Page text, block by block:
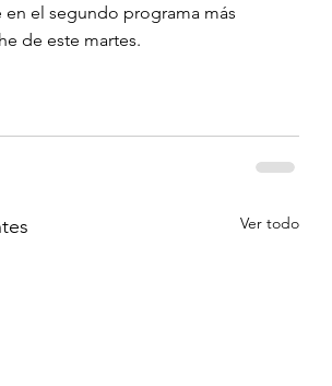
el segundo programa más
de este martes.
Ver todo